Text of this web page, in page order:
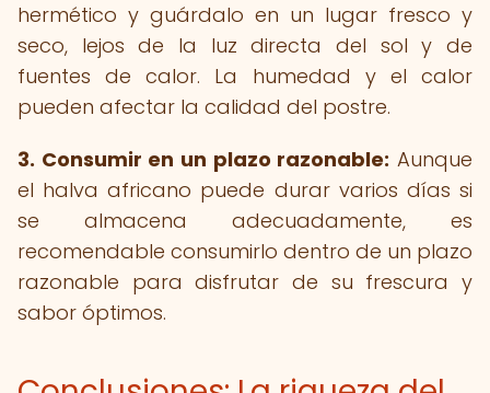
hermético y guárdalo en un lugar fresco y
seco, lejos de la luz directa del sol y de
fuentes de calor. La humedad y el calor
pueden afectar la calidad del postre.
3. Consumir en un plazo razonable: Aunque
el halva africano puede durar varios días si
se almacena adecuadamente, es
recomendable consumirlo dentro de un plazo
razonable para disfrutar de su frescura y
sabor óptimos.